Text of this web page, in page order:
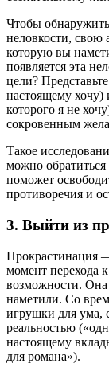
Чтобы обнаружить
неловкости, свою
которую вы
появляется эта
цели?
настоящему хочу)
которого я не
сокровенным
Такое
можно
поможет
противоречия и
3. Выйти из
Прокрастинация
момент перехода
возможности. Она
наметили. Со
игрушки для ума,
реальностью
настоящему
для романа»).